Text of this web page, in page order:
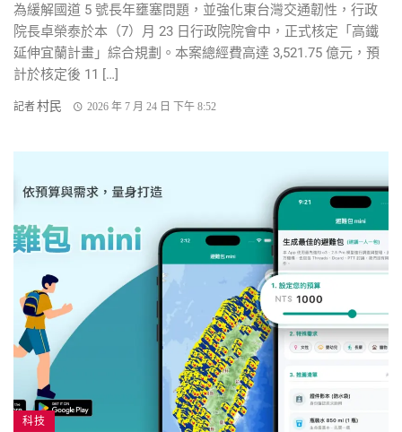
為緩解國道 5 號長年壅塞問題，並強化東台灣交通韌性，行政
院長卓榮泰於本（7）月 23 日行政院院會中，正式核定「高鐵
延伸宜蘭計畫」綜合規劃。本案總經費高達 3,521.75 億元，預
計於核定後 11 […]
記者村民 2026 年 7 月 24 日 下午 8:52
科技